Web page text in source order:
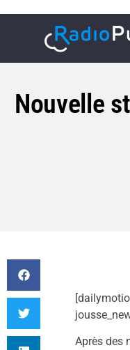
Nouvelle
Après des